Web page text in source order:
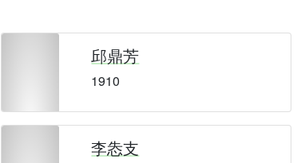
邱鼎芳
1910
李怣支